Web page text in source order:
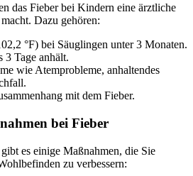
das Fieber bei Kindern eine ärztliche
Dazu gehören:
°F) bei Säuglingen unter 3 Monaten.
3 Tage anhält.
wie Atemprobleme, anhaltendes
mit dem Fieber.
bei Fieber
es einige Maßnahmen, die Sie
zu verbessern: